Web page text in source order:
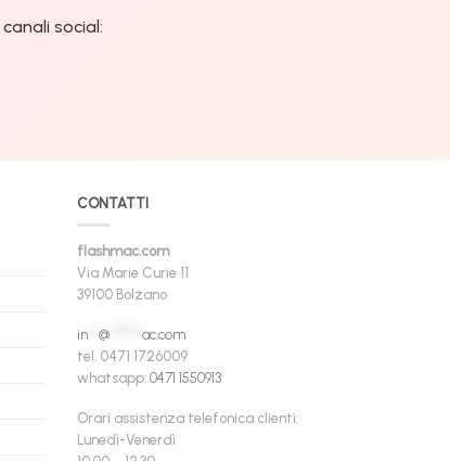
social:
CONTATTI
flashmac.com
Via Marie Curie 11
39100 Bolzano
in** @****** ac.com
tel. 0471 1726009
whatsapp: 0471 1550913
Orari assistenza telefonica clienti:
Lunedì-Venerdì